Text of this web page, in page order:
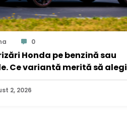
0
Honda pe benzină sau
Ce variantă merită să alegi
2, 2026